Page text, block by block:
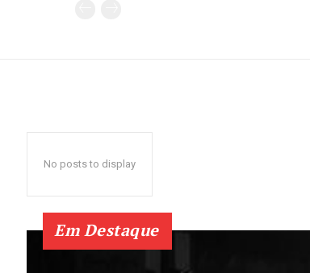
No posts to display
Em Destaque